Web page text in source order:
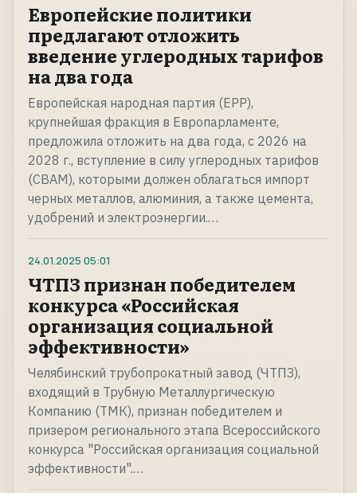
Европейские политики
предлагают отложить
введение углеродных тарифов
на два года
Европейская народная партия (EPP),
крупнейшая фракция в Европарламенте,
предложила отложить на два года, с 2026 на
2028 г., вступление в силу углеродных тарифов
(CBAM), которыми должен облагаться импорт
черных металлов, алюминия, а также цемента,
удобрений и электроэнергии.…
24.01.2025 05:01
ЧТПЗ признан победителем
конкурса «Российская
организация социальной
эффективности»
Челябинский трубопрокатный завод (ЧТПЗ),
входящий в Трубную Металлургическую
Компанию (ТМК), признан победителем и
призером регионального этапа Всероссийского
конкурса "Российская организация социальной
эффективности".…